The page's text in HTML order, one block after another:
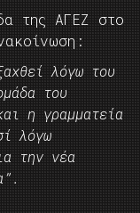
της ΑΓΕΖ στο
λόγω του
του
η γραμματεία
λόγω
την νέα